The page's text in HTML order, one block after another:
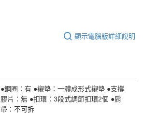
顯示電腦版詳細說明
●鋼圈：有 ●襯墊：一體成形式襯墊 ●支撐
膠片：無 ●扣環：3段式調節扣環2個 ●肩
帶：不可拆